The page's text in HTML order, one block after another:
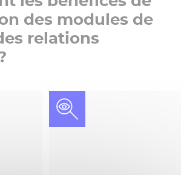
des modules de
relations